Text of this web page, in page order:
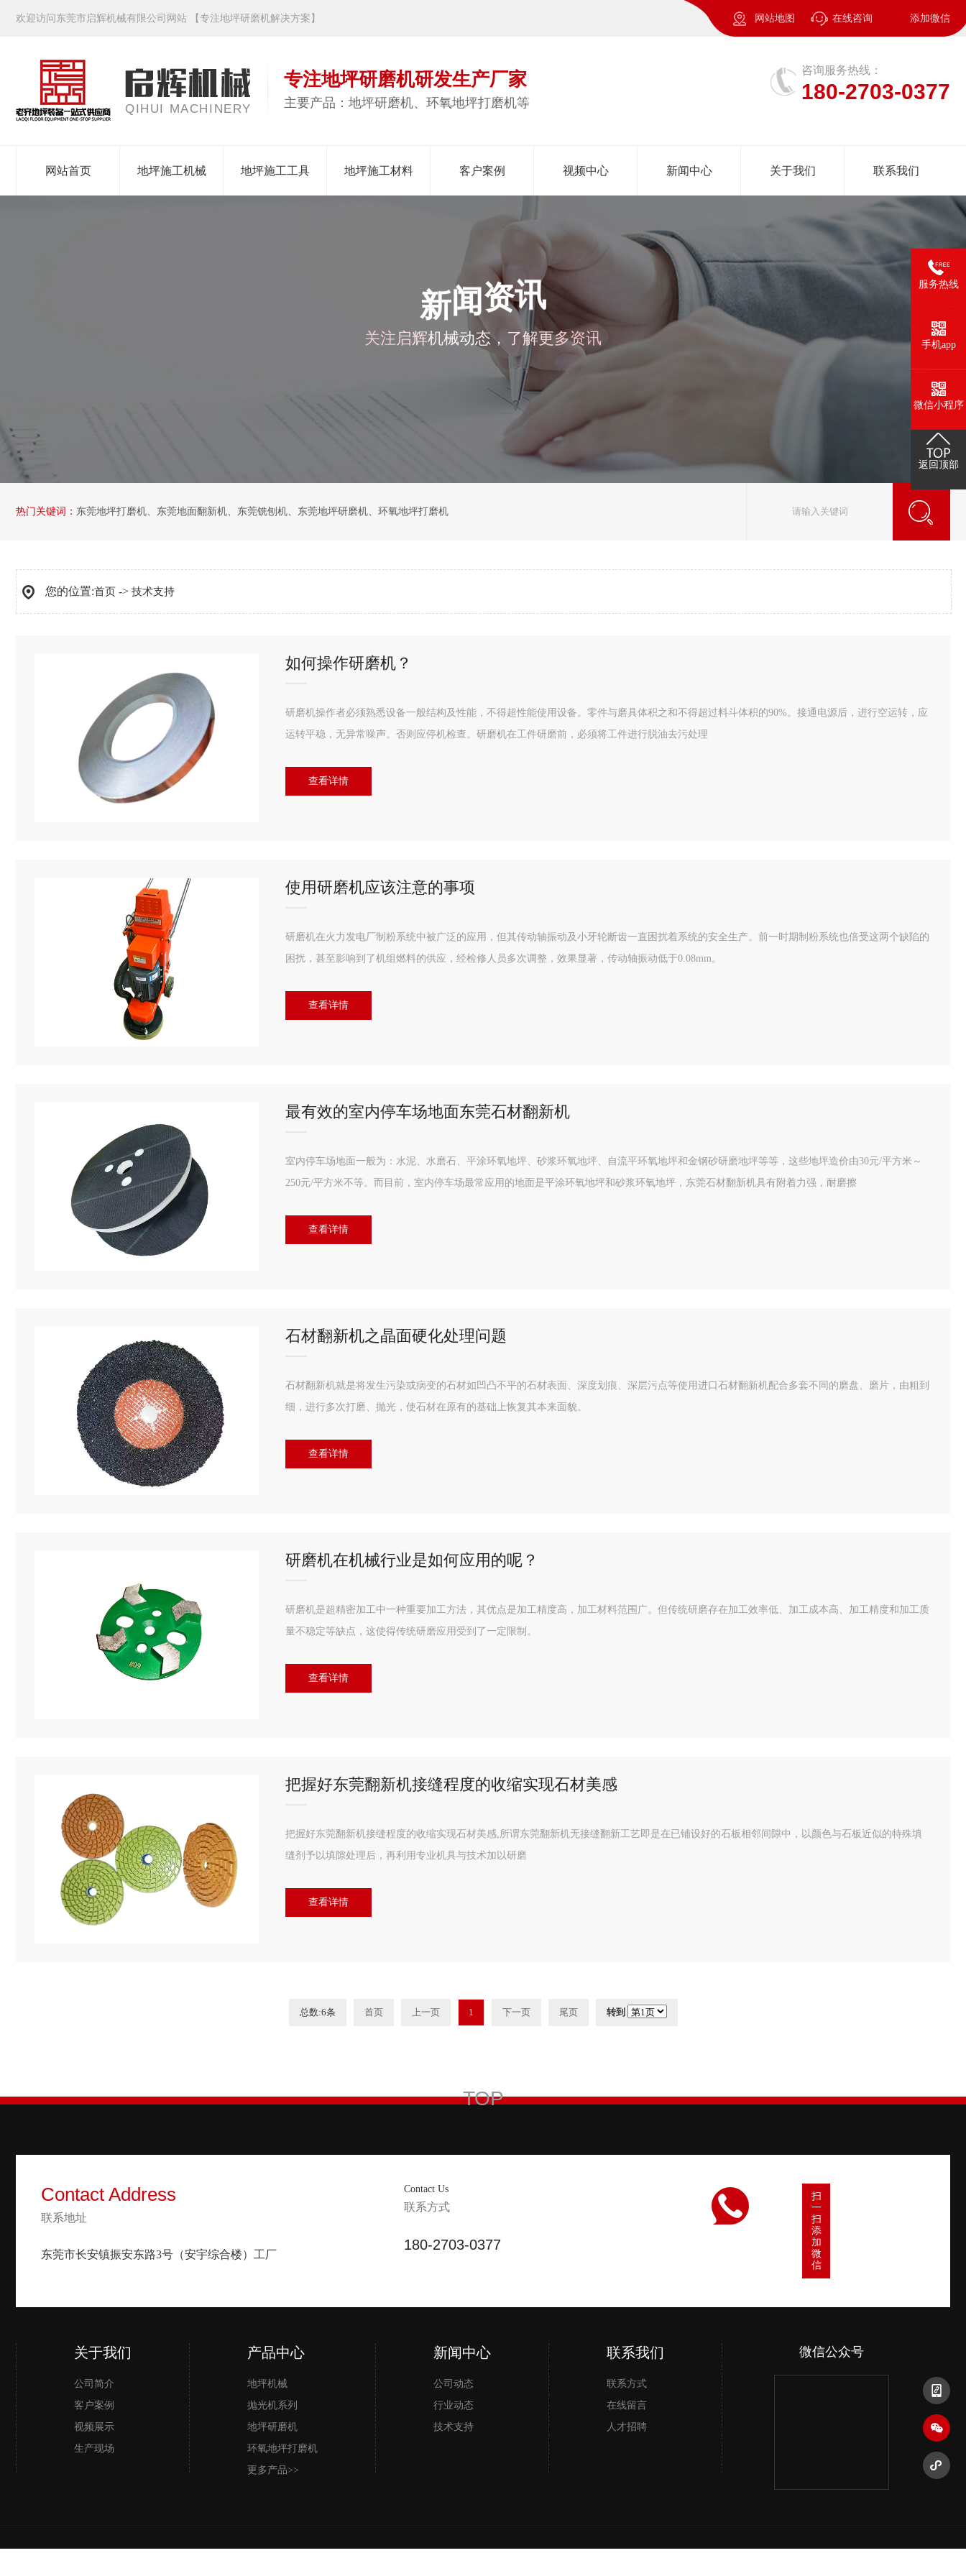
欢迎访问东莞市启辉机械有限公司网站 【专注地坪研磨机解决方案】 网站地图 在线咨询 添加微信
QIHUI MACHINERY
专注地坪研磨机研发生产厂家
主要产品：地坪研磨机、环氧地坪打磨机等
咨询服务热线：
180-2703-0377
网站首页 地坪施工机械 地坪施工工具 地坪施工材料 客户案例 视频中心 新闻中心 关于我们 联系我们
新闻资讯
关注启辉机械动态，了解更多资讯
热门关键词： 东莞地坪打磨机、 东莞地面翻新机、 东莞铣刨机、 东莞地坪研磨机、 环氧地坪打磨机
您的位置:首页 -> 技术支持
如何操作研磨机？
研磨机操作者必须熟悉设备一般结构及性能，不得超性能使用设备。零件与磨具体积之和不得超过料斗体积的90%。接通电源后，进行空运转，应
运转平稳，无异常噪声。否则应停机检查。研磨机在工件研磨前，必须将工件进行脱油去污处理
查看详情
使用研磨机应该注意的事项
研磨机在火力发电厂制粉系统中被广泛的应用，但其传动轴振动及小牙轮断齿一直困扰着系统的安全生产。前一时期制粉系统也倍受这两个缺陷的
困扰，甚至影响到了机组燃料的供应，经检修人员多次调整，效果显著，传动轴振动低于0.08mm。
查看详情
最有效的室内停车场地面东莞石材翻新机
室内停车场地面一般为：水泥、水磨石、平涂环氧地坪、砂浆环氧地坪、自流平环氧地坪和金钢砂研磨地坪等等，这些地坪造价由30元/平方米～
250元/平方米不等。而目前，室内停车场最常应用的地面是平涂环氧地坪和砂浆环氧地坪，东莞石材翻新机具有附着力强，耐磨擦
查看详情
石材翻新机之晶面硬化处理问题
石材翻新机就是将发生污染或病变的石材如凹凸不平的石材表面、深度划痕、深层污点等使用进口石材翻新机配合多套不同的磨盘、磨片，由粗到
细，进行多次打磨、抛光，使石材在原有的基础上恢复其本来面貌。
查看详情
研磨机在机械行业是如何应用的呢？
研磨机是超精密加工中一种重要加工方法，其优点是加工精度高，加工材料范围广。但传统研磨存在加工效率低、加工成本高、加工精度和加工质
量不稳定等缺点，这使得传统研磨应用受到了一定限制。
查看详情
把握好东莞翻新机接缝程度的收缩实现石材美感
把握好东莞翻新机接缝程度的收缩实现石材美感,所谓东莞翻新机无接缝翻新工艺即是在已铺设好的石板相邻间隙中，以颜色与石板近似的特殊填
缝剂予以填隙处理后，再利用专业机具与技术加以研磨
查看详情
总数:6条 首页 上一页 1 下一页 尾页 转到
TOP
Contact Address
联系地址
东莞市长安镇振安东路3号（安宇综合楼）工厂
Contact Us
联系方式
180-2703-0377
扫
一
扫
添
加
微
信
关于我们
公司简介
客户案例
视频展示
生产现场
产品中心
地坪机械
抛光机系列
地坪研磨机
环氧地坪打磨机
更多产品>>
新闻中心
公司动态
行业动态
技术支持
联系我们
联系方式
在线留言
人才招聘
微信小程序 手机二维码 微信公众号 微信小程序
服务热线
手机app
微信小程序
返回顶部